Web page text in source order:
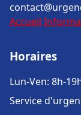
Accueil
Horaires
Lun-Ven: 8h-
Service